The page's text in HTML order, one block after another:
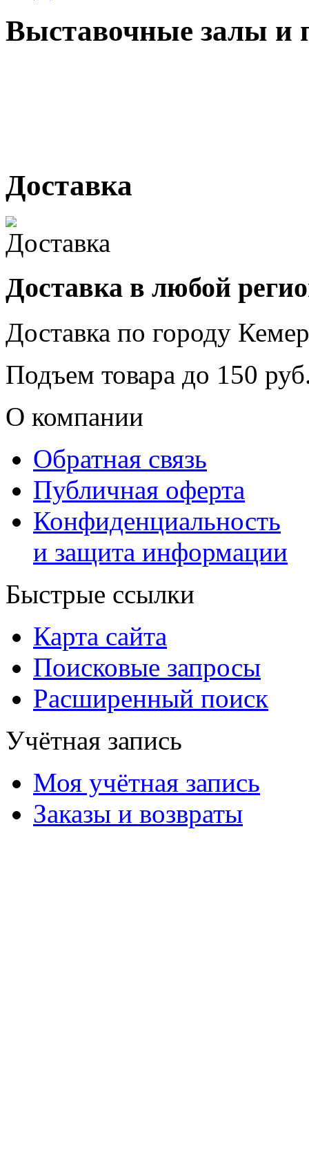
Выставочные залы и
Доставка
Доставка в любой
Доставка по городу
Подъем товара до 150
О компании
Обратная связь
Публичная оферта
Конфиденциальность
и защита информации
Быстрые ссылки
Карта сайта
Поисковые запросы
Расширенный поиск
Учётная запись
Моя учётная запись
Заказы и возвраты